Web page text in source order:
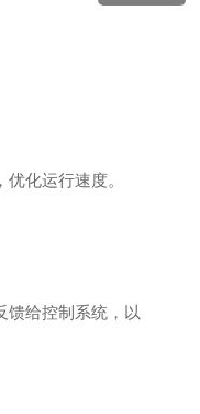
化运行速度。
馈给控制系统，以